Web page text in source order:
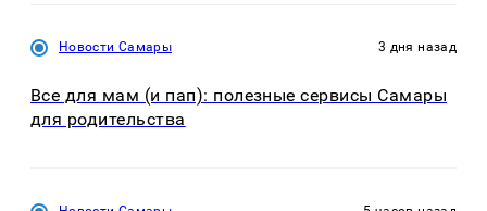
Новости Самары 3 дня назад
Все для мам (и пап): полезные сервисы Самары
для родительства